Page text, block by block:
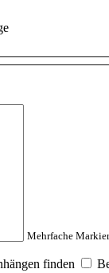
Mehrfache
finden